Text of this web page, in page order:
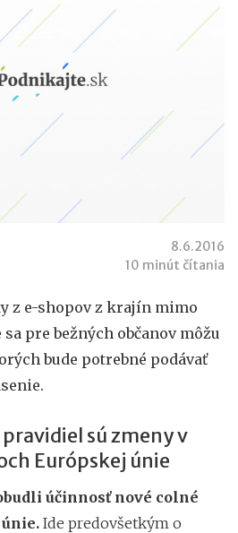
8.6.2016
10 minút čítania
z e-shopov z krajín mimo
pre bežných občanov môžu
bude potrebné podávať
sú zmeny v
Európskej únie
účinnosť nové colné
Ide predovšetkým o